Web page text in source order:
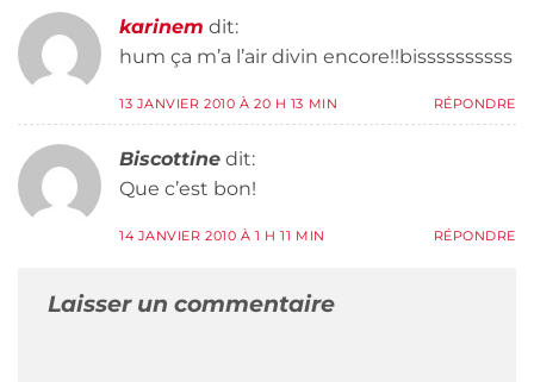
karinem dit:
hum ça m’a l’air divin encore!!bissssssssss
13 JANVIER 2010 À 20 H 13 MIN RÉPONDRE
Biscottine dit:
Que c’est bon!
14 JANVIER 2010 À 1 H 11 MIN RÉPONDRE
Laisser un commentaire